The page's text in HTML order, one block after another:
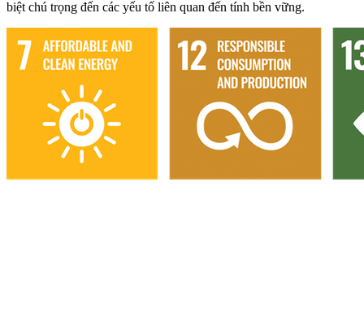
biệt chú trọng đến các yếu tố liên quan đến tính bền vững.